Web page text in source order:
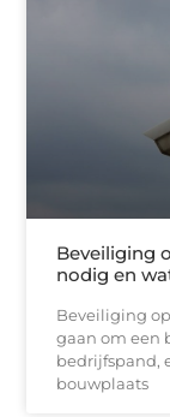
Beveiliging
nodig en
Beveiliging
gaan om een
bedrijfspand,
bouwplaats